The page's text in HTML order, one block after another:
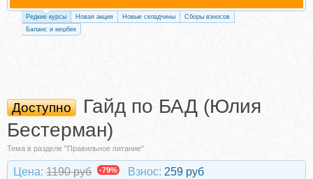
Редкие курсы Новая акция Новые складчины
Сборы взносов
Баланс и кешбек
Доступно
Гайд по БАД (Юлия
Бестерман)
Тема в разделе "Правильное питание"
Цена: 1190 руб -79% Взнос: 259 руб